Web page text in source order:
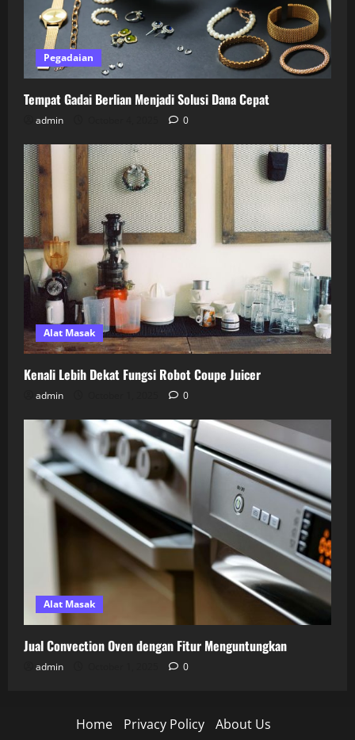
Pegadaian
Tempat Gadai Berlian Menjadi Solusi Dana Cepat
admin 0
Alat Masak
Kenali Lebih Dekat Fungsi Robot Coupe Juicer
admin 0
Alat Masak
Jual Convection Oven dengan Fitur Menguntungkan
admin 0
Home Privacy Policy About Us